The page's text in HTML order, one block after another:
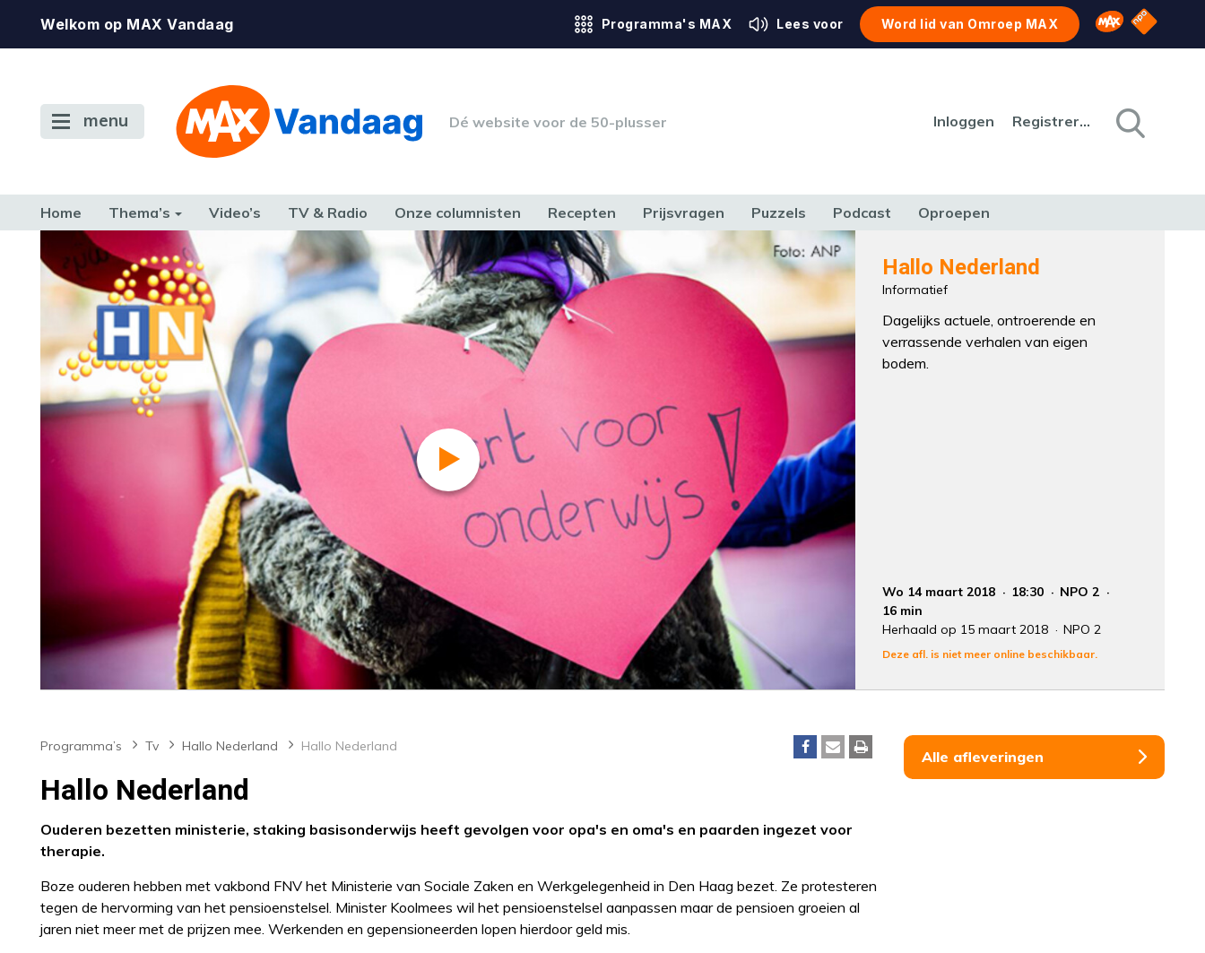
Welkom op MAX Vandaag Programma's MAX Lees voor Word lid van Omroep MAX Omroep MAX
NPO
menu Dé website voor de 50-plusser Inloggen Registreren
Home Thema’s Video’s TV & Radio Onze columnisten Recepten Prijsvragen Puzzels Podcast Oproepen
CONSUMENT ETEN & DRINKEN FAMILIE & RELATIE GELD, WERK & RECHT GEZONDHEID & SPORT MEDIA & CULTUUR
TERUG NAAR TOEN Hallo Nederland
Informatief
Dagelijks actuele, ontroerende en
verrassende verhalen van eigen
bodem.
Wo 14 maart 2018 18:30
NPO 2
16 min
Herhaald op 15 maart 2018
NPO 2
Deze afl. is niet meer online beschikbaar.
Programma’s Tv Hallo Nederland Hallo Nederland
Hallo Nederland
Ouderen bezetten ministerie, staking basisonderwijs heeft gevolgen voor opa's en oma's en paarden ingezet voor
therapie.
Boze ouderen hebben met vakbond FNV het Ministerie van Sociale Zaken en Werkgelegenheid in Den Haag bezet. Ze protesteren
tegen de hervorming van het pensioenstelsel. Minister Koolmees wil het pensioenstelsel aanpassen maar de pensioen groeien al
jaren niet meer met de prijzen mee. Werkenden en gepensioneerden lopen hierdoor geld mis.
Alle afleveringen